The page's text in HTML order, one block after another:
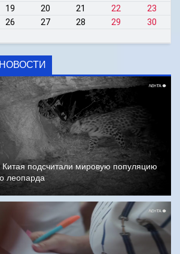
19 20 21 22
23
26 27 28 29
30
подсчитали мировую популяцию
леопарда